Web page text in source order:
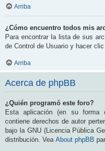
Arriba
¿Cómo encuentro todos mis
Para encontrar la lista de sus
de Control de Usuario y hacer
Arriba
Acerca de phpBB
¿Quién programó este foro?
Esta aplicación (en su forma
contiene derechos de autor
bajo la GNU (Licencia Pública
distribución. Vea About phpBB